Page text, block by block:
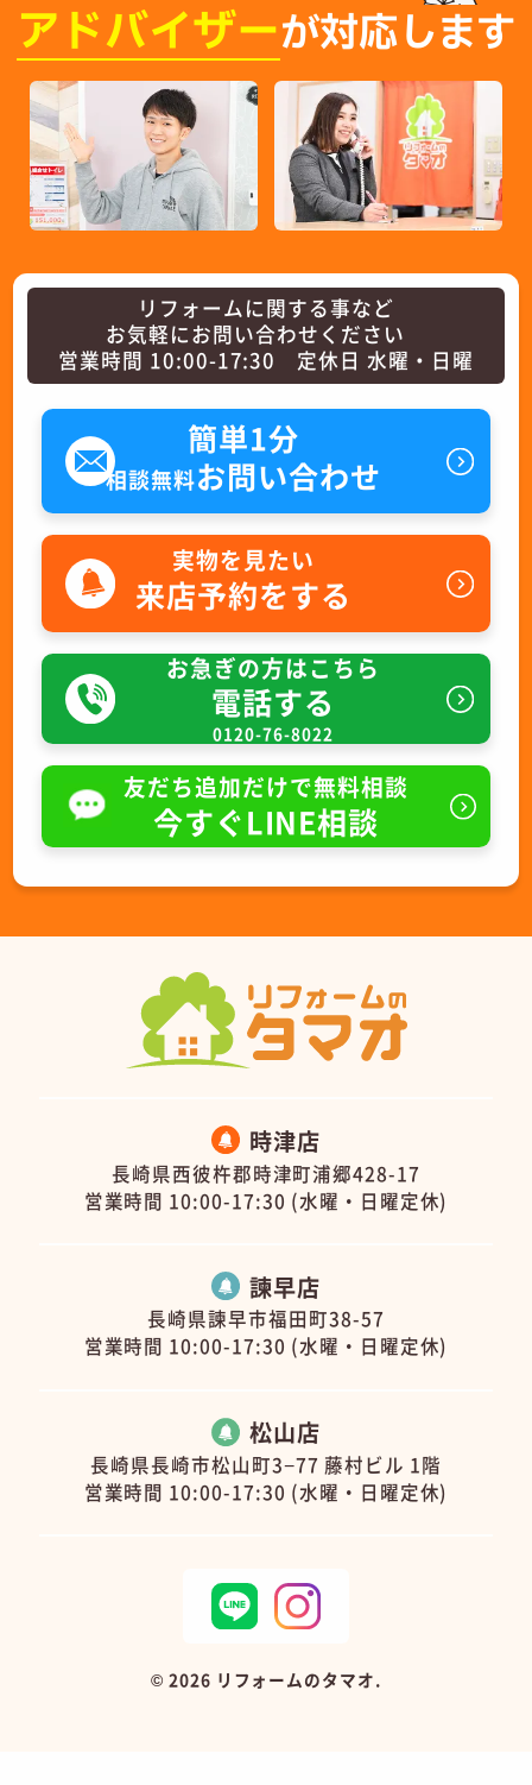
アドバイザーが対応します
リフォームに関する事など
お気軽にお問い合わせください
営業時間 10:00-17:30 定休日 水曜・日曜
簡単1分
相談無料お問い合わせ
実物を見たい
来店予約をする
お急ぎの方はこちら
電話する
0120-76-8022
友だち追加だけで無料相談
今すぐLINE相談
時津店
長崎県西彼杵郡時津町浦郷428-17
営業時間 10:00-17:30 (水曜・日曜定休)
諫早店
長崎県諫早市福田町38-57
営業時間 10:00-17:30 (水曜・日曜定休)
松山店
長崎県長崎市松山町3−77 藤村ビル 1階
営業時間 10:00-17:30 (水曜・日曜定休)
© 2026 リフォームのタマオ.